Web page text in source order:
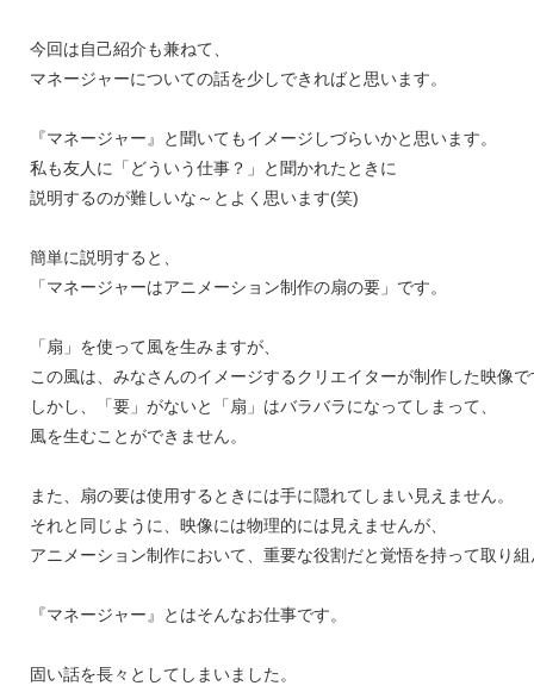
今回は自己紹介も兼ねて、
マネージャーについての話を少しできればと思います。
『マネージャー』と聞いてもイメージしづらいかと思います。
私も友人に「どういう仕事？」と聞かれたときに
説明するのが難しいな～とよく思います(笑)
簡単に説明すると、
「マネージャーはアニメーション制作の扇の要」です。
「扇」を使って風を生みますが、
この風は、みなさんのイメージするクリエイターが制作した映像
しかし、「要」がないと「扇」はバラバラになってしまって、
風を生むことができません。
また、扇の要は使用するときには手に隠れてしまい見えません。
それと同じように、映像には物理的には見えませんが、
アニメーション制作において、重要な役割だと覚悟を持って取り
『マネージャー』とはそんなお仕事です。
固い話を長々としてしまいました。